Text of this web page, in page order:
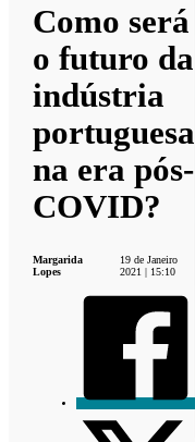
Como será
o futuro da
indústria
portuguesa
na era pós-
COVID?
Margarida
Lopes
19 de Janeiro
2021 | 15:10